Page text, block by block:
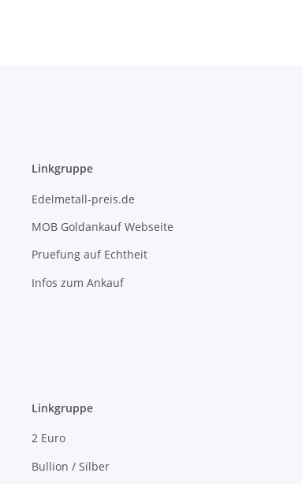
Linkgruppe
Edelmetall-preis.de
MOB Goldankauf Webseite
Pruefung auf Echtheit
Infos zum Ankauf
Linkgruppe
2 Euro
Bullion / Silber